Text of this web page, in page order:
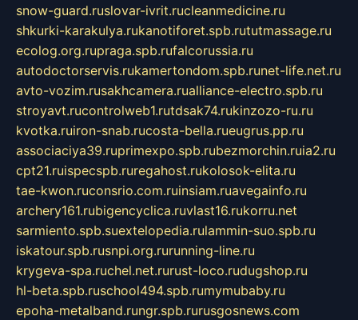
snow-guard.ruslovar-ivrit.rucleanmedicine.ru
shkurki-karakulya.rukanotiforet.spb.rututmassage.ru
ecolog.org.rupraga.spb.rufalcorussia.ru
autodoctorservis.rukamertondom.spb.runet-life.net.ru
avto-vozim.rusakhcamera.rualliance-electro.spb.ru
stroyavt.rucontrolweb1.rutdsak74.rukinzozo-ru.ru
kvotka.ruiron-snab.rucosta-bella.rueugrus.pp.ru
associaciya39.ruprimexpo.spb.rubezmorchin.ruia2.ru
cpt21.ruispecspb.ruregahost.rukolosok-elita.ru
tae-kwon.ruconsrio.com.ruinsiam.ruavegainfo.ru
archery161.rubigencyclica.ruvlast16.rukorru.net
sarmiento.spb.suextelopedia.rulammin-suo.spb.ru
iskatour.spb.rusnpi.org.rurunning-line.ru
krygeva-spa.ruchel.net.rurust-loco.rudugshop.ru
hl-beta.spb.ruschool494.spb.rumymubaby.ru
epoha-metalband.rungr.spb.rurusgosnews.com